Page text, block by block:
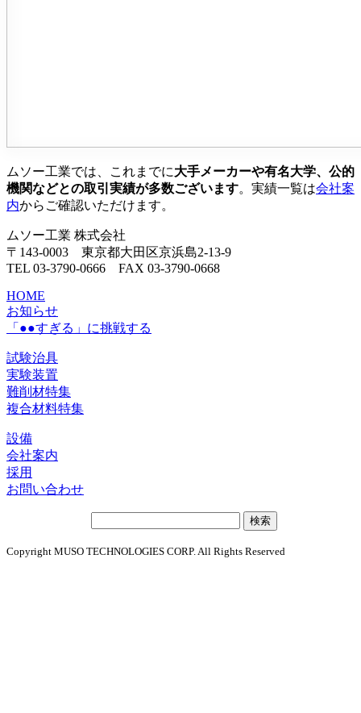
ムソー工業では、これまでに大手メーカーや有名大学、公的
機関などとの取引実績が多数ございます。実績一覧は会社案
内からご確認いただけます。
ムソー工業 株式会社
〒143-0003 東京都大田区京浜島2-13-9
TEL 03-3790-0666 FAX 03-3790-0668
HOME
お知らせ
「●●すぎる」に挑戦する
試験治具
実験装置
難削材特集
複合材料特集
設備
会社案内
採用
お問い合わせ
ト
Copyright MUSO TECHNOLOGIES CORP. All Rights Reserved